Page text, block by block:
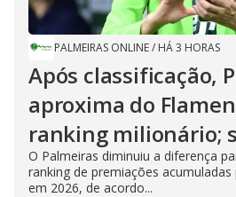
PALMEIRAS ONLINE/ HÁ 3 HORAS
Após classificação,
aproxima do
ranking milionário;
O Palmeiras diminuiu a diferença
ranking de premiações
em 2026, de acordo...